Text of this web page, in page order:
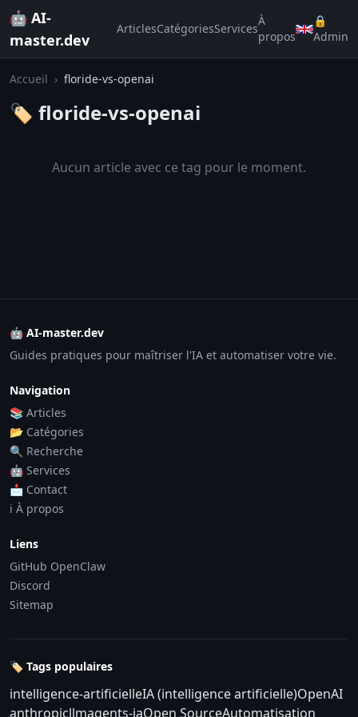
🤖 AI-
master.dev
ArticlesCatégoriesServices
À
propos
🔒
Admin
Accueil › floride-vs-openai
🏷️ floride-vs-openai
Aucun article avec ce tag pour le moment.
🤖 AI-master.dev
Guides pratiques pour maîtriser l'IA et automatiser votre vie.
Navigation
📚 Articles
📂 Catégories
🔍 Recherche
🤖 Services
📩 Contact
ℹ️ À propos
Liens
GitHub OpenClaw
Discord
Sitemap
🏷️ Tags populaires
intelligence-artificielleIA (intelligence artificielle)OpenAI
anthropicllmagents-iaOpen SourceAutomatisation